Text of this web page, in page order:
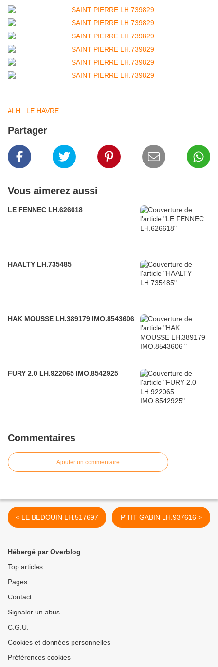
#LH : LE HAVRE
Partager
Vous aimerez aussi
LE FENNEC LH.626618
HAALTY LH.735485
HAK MOUSSE LH.389179 IMO.8543606
FURY 2.0 LH.922065 IMO.8542925
Commentaires
Ajouter un commentaire
< LE BEDOUIN LH.517697 P'TIT GABIN LH.937616 >
Hébergé par Overblog
Top articles
Pages
Contact
Signaler un abus
C.G.U.
Cookies et données personnelles
Préférences cookies